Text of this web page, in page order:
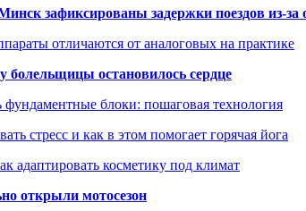
зафиксированы задержки поездов из-за
отличаются от аналоговых на практике
болельщицы остановилось сердце
блоки: пошаговая технология
стресс и как в этом помогает горячая йога
адаптировать косметику под климат
открыли мотосезон